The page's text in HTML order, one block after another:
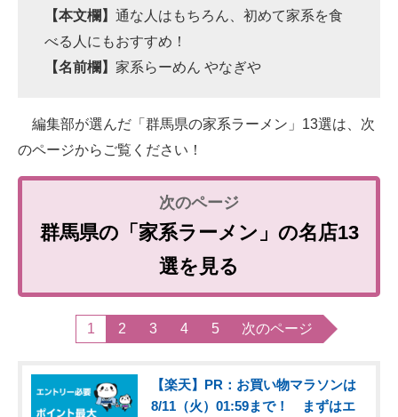
【本文欄】 通な人はもちろん、初めて家系を食
べる人にもおすすめ！
【名前欄】 家系らーめん やなぎや
編集部が選んだ「群馬県の家系ラーメン」13選は、次
のページからご覧ください！
群馬県の「家系ラーメン」の名店13
選を見る
1 2 3 4 5 次のページ
【楽天】PR：お買い物マラソンは
8/11（火）01:59まで！ まずはエ